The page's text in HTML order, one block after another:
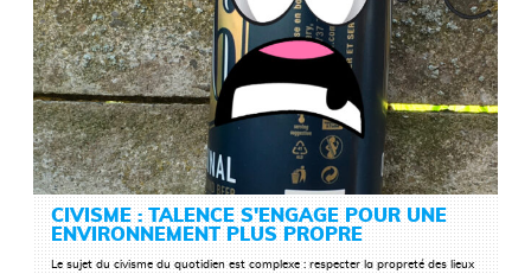
CIVISME : TALENCE S'ENGAGE POUR UNE
ENVIRONNEMENT PLUS PROPRE
Le sujet du civisme du quotidien est complexe : respecter la propreté des lieux